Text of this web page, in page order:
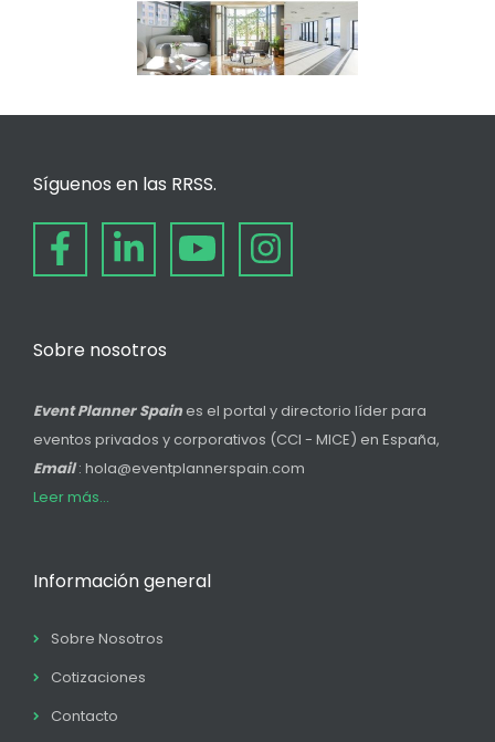
Síguenos en las RRSS.
Sobre nosotros
Event Planner Spain es el portal y directorio líder para
eventos privados y corporativos (CCI - MICE) en España,
Email: hola@eventplannerspain.com
Leer más...
Información general
Sobre Nosotros
Cotizaciones
Contacto